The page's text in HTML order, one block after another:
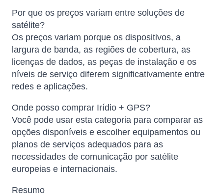
Por que os preços variam entre soluções de
satélite?
Os preços variam porque os dispositivos, a
largura de banda, as regiões de cobertura, as
licenças de dados, as peças de instalação e os
níveis de serviço diferem significativamente entre
redes e aplicações.
Onde posso comprar Irídio + GPS?
Você pode usar esta categoria para comparar as
opções disponíveis e escolher equipamentos ou
planos de serviços adequados para as
necessidades de comunicação por satélite
europeias e internacionais.
Resumo